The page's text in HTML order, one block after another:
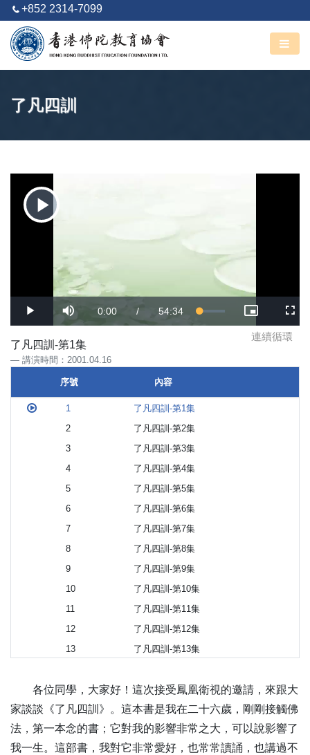
+852 2314-7099
了凡四訓
Play
Video
Play Mute Current
0:00 / Duration
54:34 Loaded
1.02%
Picture-
in-
Picture
連續循環
了凡四訓-第1集
講演時間：2001.04.16
序號 內容
序號 內容
1
了凡四訓-第1集
2
了凡四訓-第2集
3
了凡四訓-第3集
4
了凡四訓-第4集
5
了凡四訓-第5集
6
了凡四訓-第6集
7
了凡四訓-第7集
8
了凡四訓-第8集
9
了凡四訓-第9集
10
了凡四訓-第10集
11
了凡四訓-第11集
12
了凡四訓-第12集
13
了凡四訓-第13集
15
了凡四訓-第15集
16
了凡四訓-第16集
17
了凡四訓-第17集
18
了凡四訓-第18集
各位同學，大家好！這次接受鳳凰衛視的邀請，來跟大
家談談《了凡四訓》。這本書是我在二十六歲，剛剛接觸佛
法，第一本念的書；它對我的影響非常之大，可以說影響了
我一生。這部書，我對它非常愛好，也常常讀誦，也講過不